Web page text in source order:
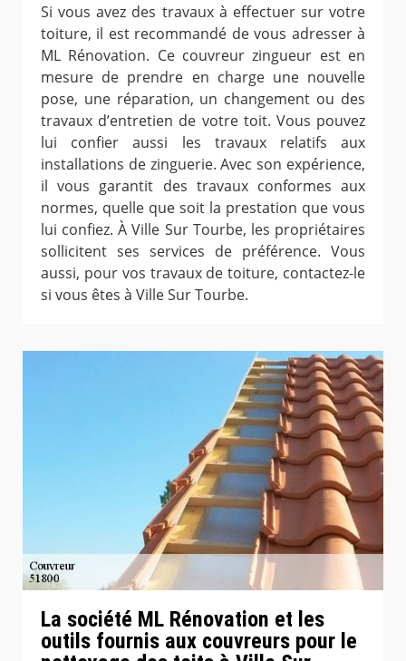
Si vous avez des travaux à effectuer sur votre
toiture, il est recommandé de vous adresser à
ML Rénovation. Ce couvreur zingueur est en
mesure de prendre en charge une nouvelle
pose, une réparation, un changement ou des
travaux d’entretien de votre toit. Vous pouvez
lui confier aussi les travaux relatifs aux
installations de zinguerie. Avec son expérience,
il vous garantit des travaux conformes aux
normes, quelle que soit la prestation que vous
lui confiez. À Ville Sur Tourbe, les propriétaires
sollicitent ses services de préférence. Vous
aussi, pour vos travaux de toiture, contactez-le
si vous êtes à Ville Sur Tourbe.
La société ML Rénovation et les
outils fournis aux couvreurs pour le